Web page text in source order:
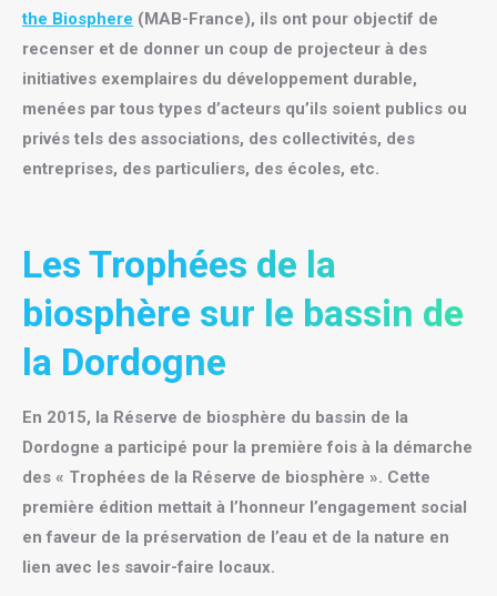
the Biosphere (MAB-France), ils ont pour objectif de
recenser et de donner un coup de projecteur à des
initiatives exemplaires du développement durable,
menées par tous types d’acteurs qu’ils soient publics ou
privés tels des associations, des collectivités, des
entreprises, des particuliers, des écoles, etc.
Les Trophées de la
biosphère sur le bassin de
la Dordogne
En 2015, la Réserve de biosphère du bassin de la
Dordogne a participé pour la première fois à la démarche
des « Trophées de la Réserve de biosphère ». Cette
première édition mettait à l’honneur l’engagement social
en faveur de la préservation de l’eau et de la nature en
lien avec les savoir-faire locaux.